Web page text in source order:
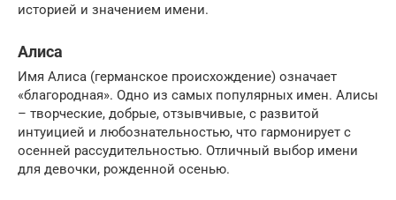
историей и значением имени.
Алиса
Имя Алиса (германское происхождение) означает
«благородная». Одно из самых популярных имен. Алисы
– творческие, добрые, отзывчивые, с развитой
интуицией и любознательностью, что гармонирует с
осенней рассудительностью. Отличный выбор имени
для девочки, рожденной осенью.